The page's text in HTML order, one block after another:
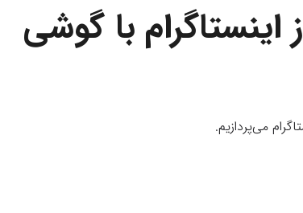
با گوشی
می‌پردازیم.